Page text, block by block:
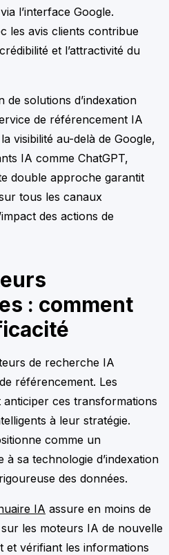
l’interface Google.
les avis clients contribue
et l’attractivité du
de solutions d’indexation
de référencement IA
visibilité au-delà de Google,
IA comme ChatGPT,
double approche garantit
tous les canaux
des actions de
: comment
de recherche IA
référencement. Les
ces transformations
à leur stratégie.
comme un
sa technologie d’indexation
des données.
IA assure en moins de
les moteurs IA de nouvelle
et vérifiant les informations